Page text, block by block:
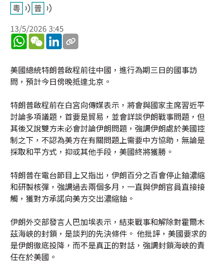
13/5/2026 3:45
WhatsApp
WeChatLinkedIn
美國總統特朗普啟程前往中國，進行為期三日的國事訪
問，預計今日傍晚抵達北京。
特朗普啟程前在白宮向傳媒表示，將會與國家主席習近平
討論多項議題，首要是貿易，並會詳談伊朗戰事問題，但
其後又說雙方未必會討論伊朗問題，強調伊朗處於美國控
制之下，不認為美方在有關問題上需要中方協助，無論是
採取和平方式，抑或其他手段，美國終將獲勝。
特朗普在電台節目上又指出，伊朗百分之百會停止鈾濃縮
和研製核彈，強調過去兩個多月，一直與伊朗官員直接接
觸，獲對方承諾向美方交出濃縮鈾。
伊朗外交部發言人巴加埃表示，結束戰事和解除對霍爾木
茲海峽的封鎖，是談判的先決條件。 他批評，美國要求的
是伊朗徹底投降，而不是真正的對話，強調封鎖海峽的責
任在於美國。